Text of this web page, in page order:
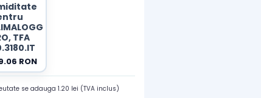
TFA
RON
se adauga 1.20 lei (TVA inclus)